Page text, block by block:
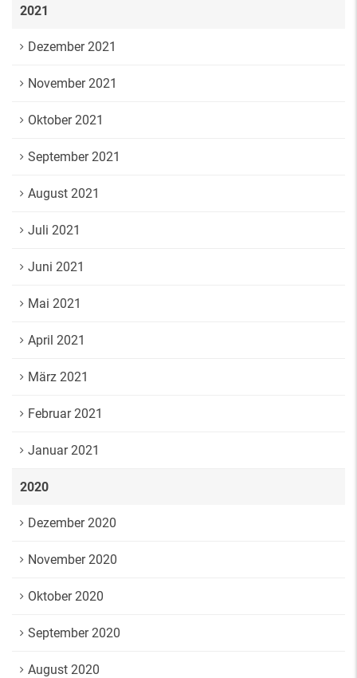
2021
Dezember 2021
November 2021
Oktober 2021
September 2021
August 2021
Juli 2021
Juni 2021
Mai 2021
April 2021
März 2021
Februar 2021
Januar 2021
2020
Dezember 2020
November 2020
Oktober 2020
September 2020
August 2020